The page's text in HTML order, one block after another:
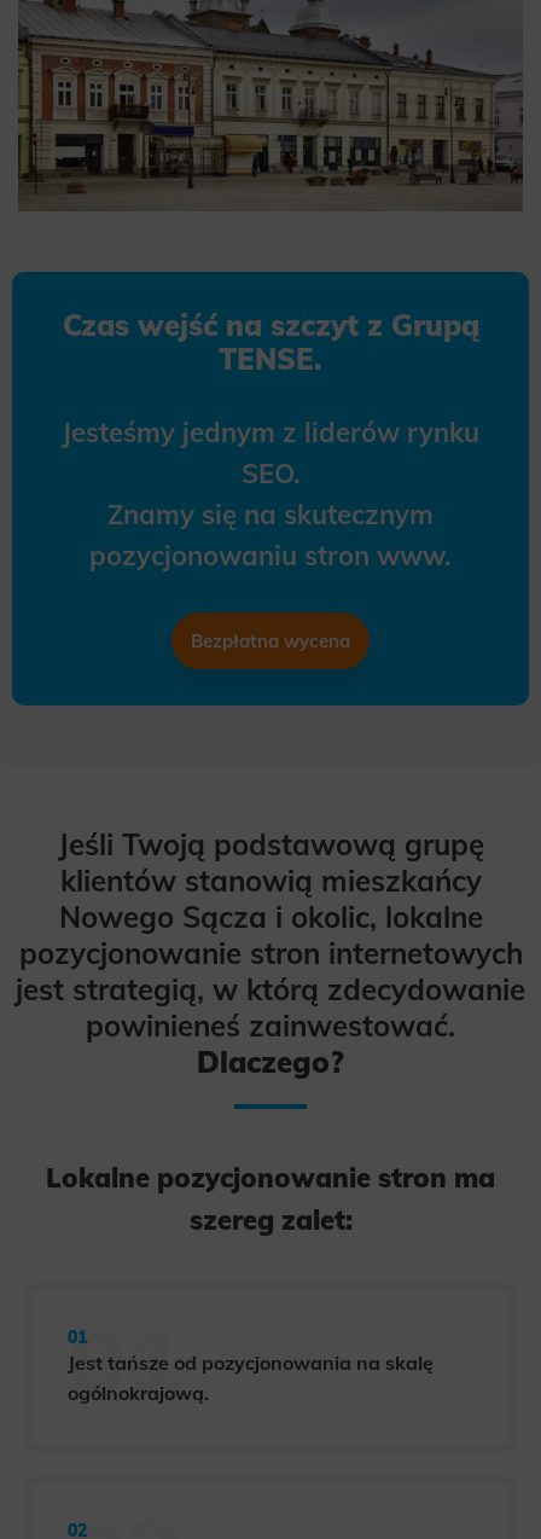
Czas wejść na szczyt z Grupą
TENSE.
Jesteśmy jednym z liderów rynku
SEO.
Znamy się na skutecznym
pozycjonowaniu stron www.
Bezpłatna wycena
Jeśli Twoją podstawową grupę
klientów stanowią mieszkańcy
Nowego Sącza i okolic, lokalne
pozycjonowanie stron internetowych
jest strategią, w którą zdecydowanie
powinieneś zainwestować.
Dlaczego?
Lokalne pozycjonowanie stron ma
szereg zalet:
Jest tańsze od pozycjonowania na skalę
ogólnokrajową.